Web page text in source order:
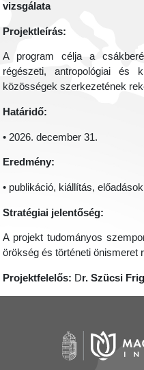
vizsgálata
Projektleírás:
A program célja a
régészeti, antropológiai és
közösségek szerkezetének
Határidő:
• 2026. december 31.
Eredmény:
• publikáció, kiállítás, előadások
Stratégiai jelentőség:
A projekt tudományos
örökség és történeti önismeret
Projektfelelős: Dr. Szücsi